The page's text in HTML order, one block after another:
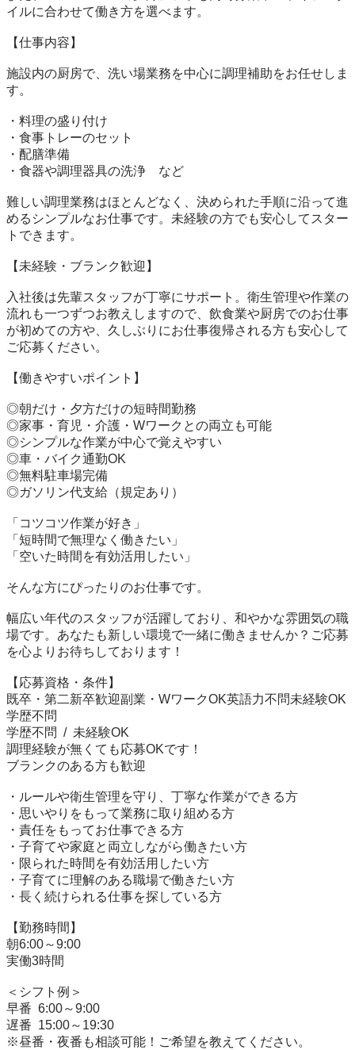
イルに合わせて働き方を選べます。
【仕事内容】
施設内の厨房で、洗い場業務を中心に調理補助をお任せしま
す。
・料理の盛り付け
・食事トレーのセット
・配膳準備
・食器や調理器具の洗浄　など
難しい調理業務はほとんどなく、決められた手順に沿って進
めるシンプルなお仕事です。未経験の方でも安心してスター
トできます。
【未経験・ブランク歓迎】
入社後は先輩スタッフが丁寧にサポート。衛生管理や作業の
流れも一つずつお教えしますので、飲食業や厨房でのお仕事
が初めての方や、久しぶりにお仕事復帰される方も安心して
ご応募ください。
【働きやすいポイント】
◎朝だけ・夕方だけの短時間勤務
◎家事・育児・介護・Wワークとの両立も可能
◎シンプルな作業が中心で覚えやすい
◎車・バイク通勤OK
◎無料駐車場完備
◎ガソリン代支給（規定あり）
「コツコツ作業が好き」
「短時間で無理なく働きたい」
「空いた時間を有効活用したい」
そんな方にぴったりのお仕事です。
幅広い年代のスタッフが活躍しており、和やかな雰囲気の職
場です。あなたも新しい環境で一緒に働きませんか？ご応募
を心よりお待ちしております！
【応募資格・条件】
既卒・第二新卒歓迎副業・WワークOK英語力不問未経験OK
学歴不問
学歴不問 / 未経験OK
調理経験が無くても応募OKです！
ブランクのある方も歓迎
・ルールや衛生管理を守り、丁寧な作業ができる方
・思いやりをもって業務に取り組める方
・責任をもってお仕事できる方
・子育てや家庭と両立しながら働きたい方
・限られた時間を有効活用したい方
・子育てに理解のある職場で働きたい方
・長く続けられる仕事を探している方
【勤務時間】
朝6:00～9:00
実働3時間
＜シフト例＞
早番 6:00～9:00
遅番 15:00～19:30
※昼番・夜番も相談可能！ご希望を教えてください。